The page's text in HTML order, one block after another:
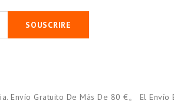
SOUSCRIRE
Envío Gratuito De Más De 80 €。 El Envío